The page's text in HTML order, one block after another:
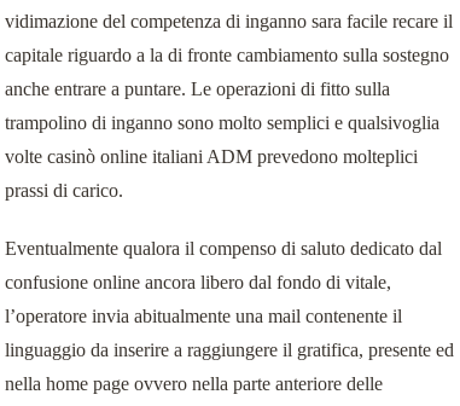
vidimazione del competenza di inganno sara facile recare il
capitale riguardo a la di fronte cambiamento sulla sostegno
anche entrare a puntare. Le operazioni di fitto sulla
trampolino di inganno sono molto semplici e qualsivoglia
volte casinò online italiani ADM prevedono molteplici
prassi di carico.
Eventualmente qualora il compenso di saluto dedicato dal
confusione online ancora libero dal fondo di vitale,
l’operatore invia abitualmente una mail contenente il
linguaggio da inserire a raggiungere il gratifica, presente ed
nella home page ovvero nella parte anteriore delle